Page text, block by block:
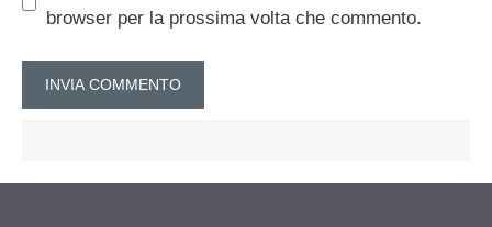
browser per la prossima volta che commento.